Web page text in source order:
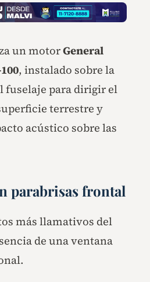
un motorGeneral
, instalado sobre la
fuselaje para dirigir el
terrestre y
acústico sobre las
parabrisas frontal
más llamativos del
de una ventana